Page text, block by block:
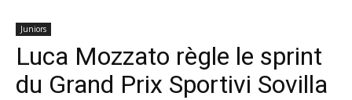
Juniors
Luca Mozzato règle le sprint
du Grand Prix Sportivi Sovilla